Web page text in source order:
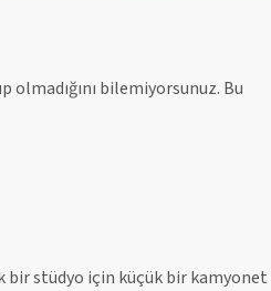
olmadığını bilemiyorsunuz. Bu
bir stüdyo için küçük bir kamyonet